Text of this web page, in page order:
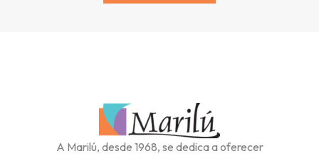
A Marilú, desde 1968, se dedica a oferecer